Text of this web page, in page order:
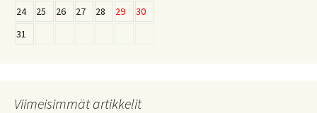
24
25 26 27 28 29
30
31
Viimeisimmät artikkelit